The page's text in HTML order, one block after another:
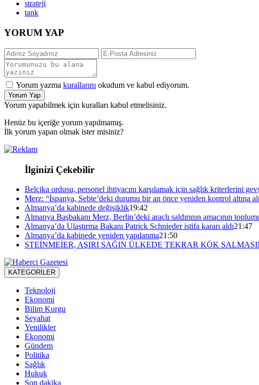
strateji
tank
YORUM YAP
Yorum yazma kurallarını okudum ve kabul ediyorum.
Yorum Yap
Yorum yapabilmek için kuralları kabul etmelisiniz.
Henüz bu içeriğe yorum yapılmamış.
İlk yorum yapan olmak ister misiniz?
İlginizi Çekebilir
Belçika ordusu, personel ihtiyacını karşılamak için sağlık kriterlerini
Merz: “İspanya, Sebte’deki durumu bir an önce yeniden kontrol altına
Almanya’da kabinede değişiklik19:42
Almanya Başbakanı Merz, Berlin’deki araçlı saldırının amacının
Almanya’da Ulaştırma Bakanı Patrick Schnieder istifa kararı aldı21:47
Almanya’da kabinede yeniden yapılanma21:50
STEİNMEİER, AŞIRI SAĞIN ÜLKEDE TEKRAR KÖK
KATEGORİLER
Teknoloji
Ekonomi
Bilim Kurgu
Seyahat
Yenilikler
Ekonomi
Gündem
Politika
Sağlık
Hukuk
Son dakika